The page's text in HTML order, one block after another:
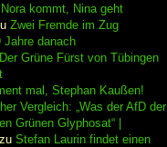
Nora kommt, Nina geht
Zwei Fremde im Zug
Jahre danach
Der Grüne Fürst von Tübingen
mal, Stephan Kaußen!
Vergleich: „Was der AfD der
Grünen Glyphosat“ |
zu Stefan Laurin findet einen